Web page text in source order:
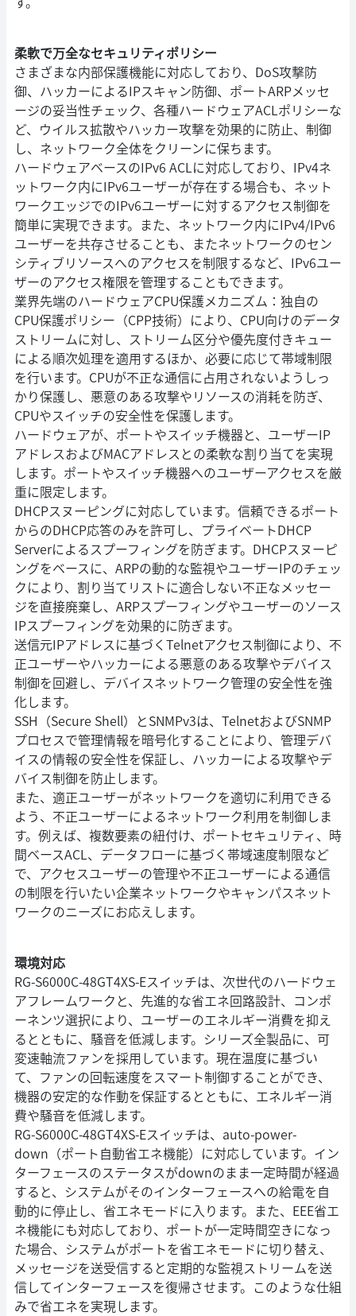
柔軟で万全なセキュリティポリシー
さまざまな内部保護機能に対応しており、DoS攻撃防
御、ハッカーによるIPスキャン防御、ポートARPメッセ
ージの妥当性チェック、各種ハードウェアACLポリシーな
ど、ウイルス拡散やハッカー攻撃を効果的に防止、制御
し、ネットワーク全体をクリーンに保ちます。
ハードウェアベースのIPv6 ACLに対応しており、IPv4ネ
ットワーク内にIPv6ユーザーが存在する場合も、ネット
ワークエッジでのIPv6ユーザーに対するアクセス制御を
簡単に実現できます。また、ネットワーク内にIPv4/IPv6
ユーザーを共存させることも、またネットワークのセン
シティブリソースへのアクセスを制限するなど、IPv6ユー
ザーのアクセス権限を管理することもできます。
業界先端のハードウェアCPU保護メカニズム：独自の
CPU保護ポリシー（CPP技術）により、CPU向けのデータ
ストリームに対し、ストリーム区分や優先度付きキュー
による順次処理を適用するほか、必要に応じて帯域制限
を行います。CPUが不正な通信に占用されないようしっ
かり保護し、悪意のある攻撃やリソースの消耗を防ぎ、
CPUやスイッチの安全性を保護します。
ハードウェアが、ポートやスイッチ機器と、ユーザーIP
アドレスおよびMACアドレスとの柔軟な割り当てを実現
します。ポートやスイッチ機器へのユーザーアクセスを厳
重に限定します。
DHCPスヌーピングに対応しています。信頼できるポート
からのDHCP応答のみを許可し、プライベートDHCP
Serverによるスプーフィングを防ぎます。DHCPスヌーピ
ングをベースに、ARPの動的な監視やユーザーIPのチェッ
クにより、割り当てリストに適合しない不正なメッセー
ジを直接廃棄し、ARPスプーフィングやユーザーのソース
IPスプーフィングを効果的に防ぎます。
送信元IPアドレスに基づくTelnetアクセス制御により、不
正ユーザーやハッカーによる悪意のある攻撃やデバイス
制御を回避し、デバイスネットワーク管理の安全性を強
化します。
SSH（Secure Shell）とSNMPv3は、TelnetおよびSNMP
プロセスで管理情報を暗号化することにより、管理デバ
イスの情報の安全性を保証し、ハッカーによる攻撃やデ
バイス制御を防止します。
また、適正ユーザーがネットワークを適切に利用できる
よう、不正ユーザーによるネットワーク利用を制御しま
す。例えば、複数要素の紐付け、ポートセキュリティ、時
間ベースACL、データフローに基づく帯域速度制限など
で、アクセスユーザーの管理や不正ユーザーによる通信
の制限を行いたい企業ネットワークやキャンパスネット
ワークのニーズにお応えします。
環境対応
RG-S6000C-48GT4XS-Eスイッチは、次世代のハードウェ
アフレームワークと、先進的な省エネ回路設計、コンポ
ーネンツ選択により、ユーザーのエネルギー消費を抑え
るとともに、騒音を低減します。シリーズ全製品に、可
変速軸流ファンを採用しています。現在温度に基づい
て、ファンの回転速度をスマート制御することができ、
機器の安定的な作動を保証するとともに、エネルギー消
費や騒音を低減します。
RG-S6000C-48GT4XS-Eスイッチは、auto-power-
down（ポート自動省エネ機能）に対応しています。イン
ターフェースのステータスがdownのまま一定時間が経過
すると、システムがそのインターフェースへの給電を自
動的に停止し、省エネモードに入ります。また、EEE省エ
ネ機能にも対応しており、ポートが一定時間空きになっ
た場合、システムがポートを省エネモードに切り替え、
メッセージを送受信すると定期的な監視ストリームを送
信してインターフェースを復帰させます。このような仕組
みで省エネを実現します。